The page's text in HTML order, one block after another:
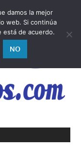
damos la mejor
web. Si continúa
está de acuerdo.
NO